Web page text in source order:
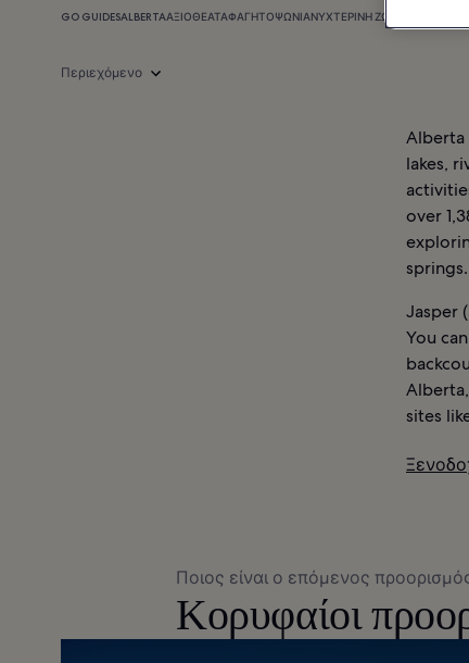
GO GUIDESALBERTAΑΞΙΟΘΈΑΤΑΦΑΓΗΤΌΨΏΝΙΑΝΥΧΤΕΡΙΝΉ ΖΩΉ
Περιεχόμενο
Alberta
lakes,
over
springs.
Jasper
You
sites
Ποιος είναι ο επόμενος
Κορυφαίοι